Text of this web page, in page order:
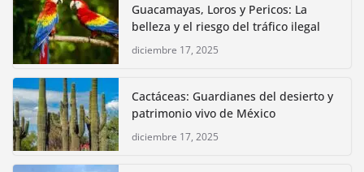
Guacamayas, Loros y Pericos: La
belleza y el riesgo del tráfico ilegal
diciembre 17, 2025
Cactáceas: Guardianes del desierto y
patrimonio vivo de México
diciembre 17, 2025